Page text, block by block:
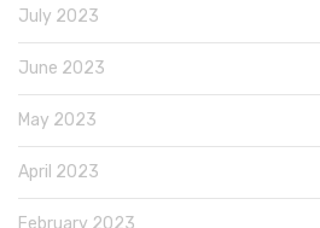
July 2023
June 2023
May 2023
April 2023
February 2023